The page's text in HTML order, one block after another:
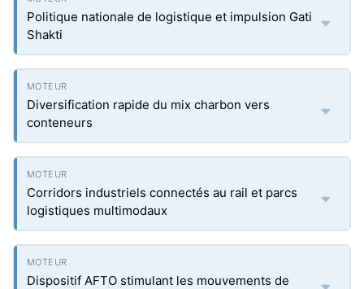
Politique nationale de logistique et impulsion Gati
Shakti
Diversification rapide du mix charbon vers
conteneurs
Corridors industriels connectés au rail et parcs
logistiques multimodaux
Dispositif AFTO stimulant les mouvements de